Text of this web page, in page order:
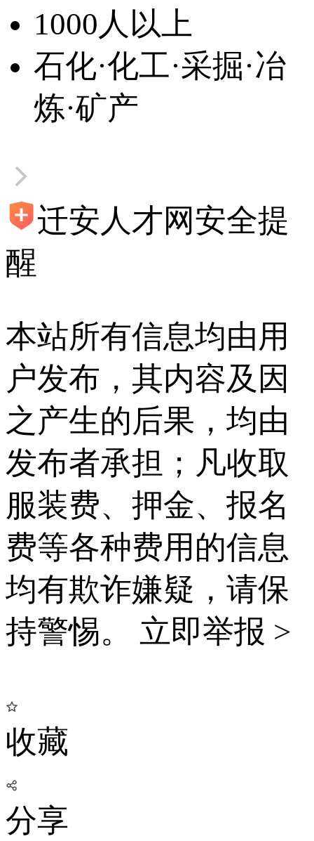
1000人以上
石化·化工·采掘·冶
炼·矿产
迁安人才网安全提
醒
本站所有信息均由用
户发布，其内容及因
之产生的后果，均由
发布者承担；凡收取
服装费、押金、报名
费等各种费用的信息
均有欺诈嫌疑，请保
持警惕。 立即举报 >
收藏
分享